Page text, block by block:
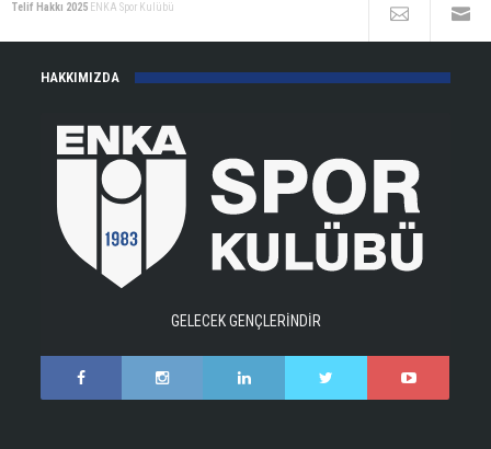
Telif Hakkı 2025 ENKA Spor Kulübü
HAKKIMIZDA
GELECEK GENÇLERİNDİR